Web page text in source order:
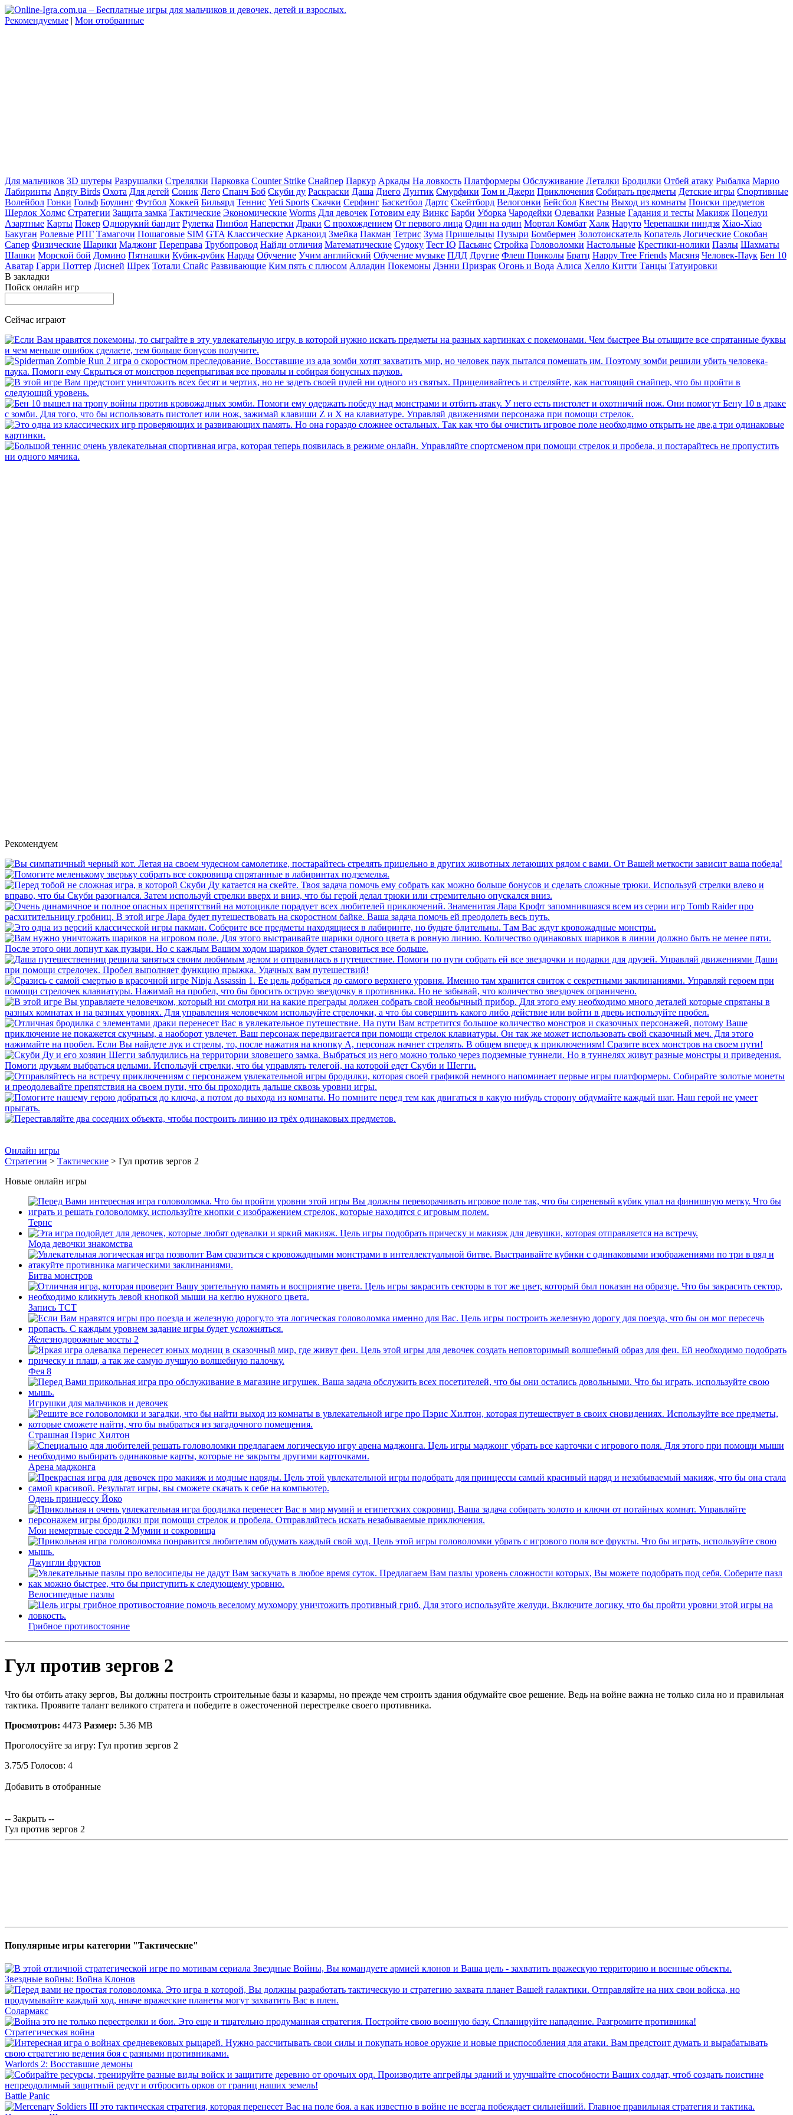
Рекомендуемые | Мои отобранные
Для мальчиков 3D шутеры Разрушалки Стрелялки Парковка Counter Strike Снайпер Паркур Аркады На ловкость Платформеры Обслуживание Леталки Бродилки Отбей атаку Рыбалка Марио
Лабиринты Angry Birds Охота Для детей Соник Лего Спанч Боб Скуби ду Раскраски Даша Диего Лунтик Смурфики Том и Джери Приключения Собирать предметы Детские игры Спортивные
Волейбол Гонки Гольф Боулинг Футбол Хоккей Бильярд Теннис Yeti Sports Скачки Серфинг Баскетбол Дартс Скейтборд Велогонки Бейсбол Квесты Выход из комнаты Поиски предметов
Шерлок Холмс Стратегии Защита замка Тактические Экономические Worms Для девочек Готовим еду Винкс Барби Уборка Чародейки Одевалки Разные Гадания и тесты Макияж Поцелуи
Азартные Карты Покер Однорукий бандит Рулетка Пинбол Наперстки Драки С прохождением От первого лица Один на один Мортал Комбат Халк Наруто Черепашки ниндзя Xiao-Xiao
Бакуган Ролевые РПГ Тамагочи Пошаговые SIM GTA Классические Арканоид Змейка Пакман Тетрис Зума Пришельцы Пузыри Бомбермен Золотоискатель Копатель Логические Сокобан
Сапер Физические Шарики Маджонг Переправа Трубопровод Найди отличия Математические Судоку Тест IQ Пасьянс Стройка Головоломки Настольные Крестики-нолики Пазлы Шахматы
Шашки Морской бой Домино Пятнашки Кубик-рубик Нарды Обучение Учим английский Обучение музыке ПДД Другие Флеш Приколы Братц Happy Tree Friends Масяня Человек-Паук Бен 10
Аватар Гарри Поттер Дисней Шрек Тотали Спайс Развивающие Ким пять с плюсом Алладин Покемоны Дэнни Призрак Огонь и Вода Алиса Хелло Китти Танцы Татуировки
В закладки
Пойск онлайн игр
Сейчас играют
Рекомендуем
Онлайн игры
Стратегии > Тактические > Гул против зергов 2
Новые онлайн игры
Тернс
Мода девочки знакомства
Битва монстров
Запись ТСТ
Железнодорожные мосты 2
Фея 8
Игрушки для мальчиков и девочек
Страшная Пэрис Хилтон
Арена маджонга
Одень принцессу Йоко
Мои немертвые соседи 2 Мумии и сокровища
Джунгли фруктов
Велосипедные пазлы
Грибное противостояние
Гул против зергов 2
Что бы отбить атаку зергов, Вы должны построить строительные базы и казармы, но прежде чем строить здания обдумайте свое решение. Ведь на войне важна не только сила но и правильная
тактика. Проявите талант великого стратега и победите в ожесточенной перестрелке своего противника.
Просмотров: 4473 Размер: 5.36 MB
Проголосуйте за игру: Гул против зергов 2
3.75/5 Голосов: 4
Добавить в отобранные
-- Закрыть --
Гул против зергов 2
Популярные игры категории "Тактические"
Звездные войны: Война Клонов
Солармакс
Стратегическая война
Warlords 2: Восставшие демоны
Battle Panic